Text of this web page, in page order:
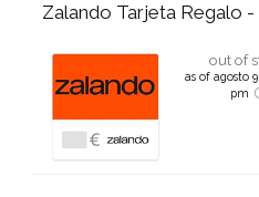
Zalando Tarjeta Regalo
out of
as of agosto
pm